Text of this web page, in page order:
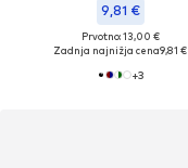
9,81 €
Prvotno: 13,00 €
Zadnja najnižja cena9,81 €
+3